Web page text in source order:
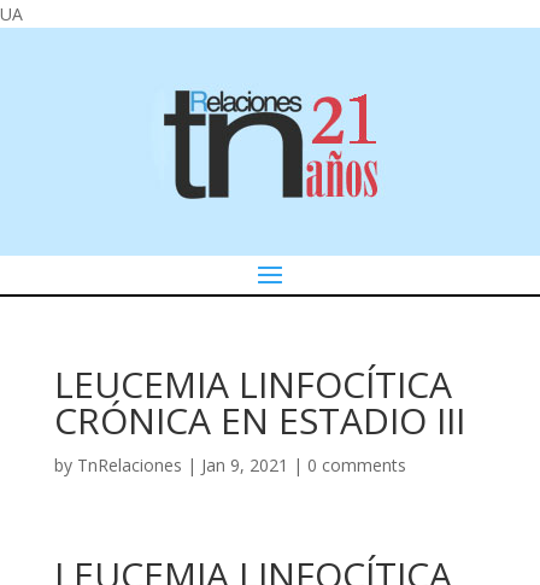
UA
LEUCEMIA LINFOCÍTICA
CRÓNICA EN ESTADIO III
by TnRelaciones | Jan 9, 2021 | 0 comments
LEUCEMIA LINFOCÍTICA